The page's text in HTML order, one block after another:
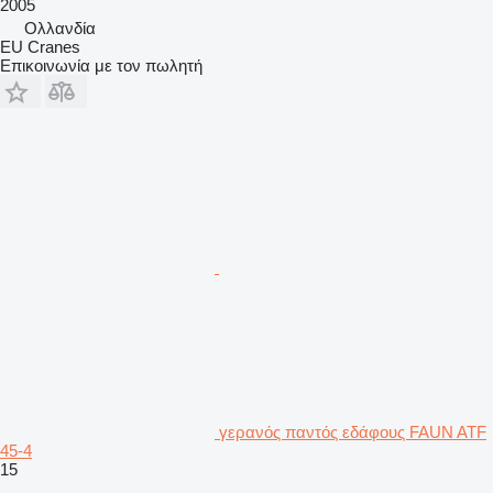
2005
Ολλανδία
EU Cranes
Επικοινωνία με τον πωλητή
γερανός παντός εδάφους FAUN ATF
45-4
15